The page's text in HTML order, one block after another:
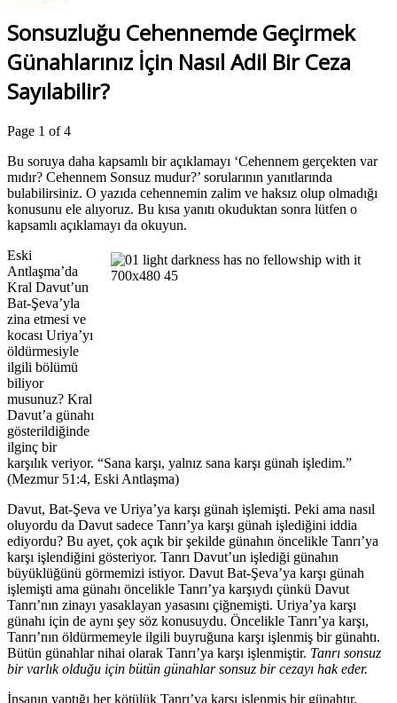
Sonsuzluğu Cehennemde Geçirmek
Günahlarınız İçin Nasıl Adil Bir Ceza
Sayılabilir?
Page 1 of 4
Bu soruya daha kapsamlı bir açıklamayı ‘Cehennem gerçekten var
mıdır? Cehennem Sonsuz mudur?’ sorularının yanıtlarında
bulabilirsiniz. O yazıda cehennemin zalim ve haksız olup olmadığı
konusunu ele alıyoruz. Bu kısa yanıtı okuduktan sonra lütfen o
kapsamlı açıklamayı da okuyun.
Eski
Antlaşma’da
Kral Davut’un
Bat-Şeva’yla
zina etmesi ve
kocası Uriya’yı
öldürmesiyle
ilgili bölümü
biliyor
musunuz? Kral
Davut’a günahı
gösterildiğinde
ilginç bir
karşılık veriyor. “Sana karşı, yalnız sana karşı günah işledim.”
(Mezmur 51:4, Eski Antlaşma)
Davut, Bat-Şeva ve Uriya’ya karşı günah işlemişti. Peki ama nasıl
oluyordu da Davut sadece Tanrı’ya karşı günah işlediğini iddia
ediyordu? Bu ayet, çok açık bir şekilde günahın öncelikle Tanrı’ya
karşı işlendiğini gösteriyor. Tanrı Davut’un işlediği günahın
büyüklüğünü görmemizi istiyor. Davut Bat-Şeva’ya karşı günah
işlemişti ama günahı öncelikle Tanrı’ya karşıydı çünkü Davut
Tanrı’nın zinayı yasaklayan yasasını çiğnemişti. Uriya’ya karşı
günahı için de aynı şey söz konusuydu. Öncelikle Tanrı’ya karşı,
Tanrı’nın öldürmemeyle ilgili buyruğuna karşı işlenmiş bir günahtı.
Bütün günahlar nihai olarak Tanrı’ya karşı işlenmiştir. Tanrı sonsuz
bir varlık olduğu için bütün günahlar sonsuz bir cezayı hak eder.
İnsanın yaptığı her kötülük Tanrı’ya karşı işlenmiş bir günahtır.